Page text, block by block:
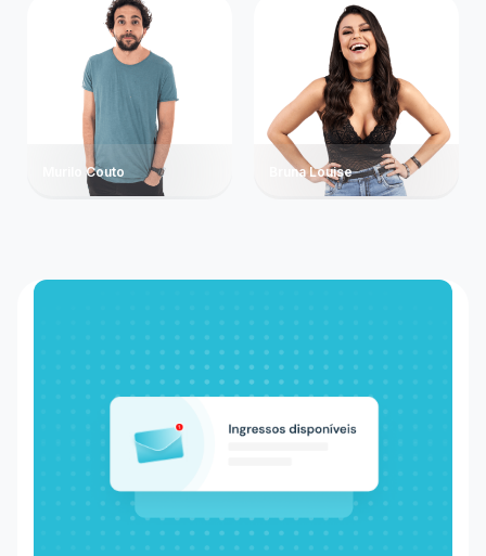
Murilo Couto Bruna Louise